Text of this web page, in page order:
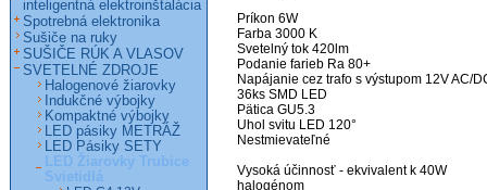
Príkon 6W
Farba 3000 K
Svetelný tok 420lm
Podanie farieb Ra 80+
Napájanie cez trafo s výstupom 12V AC/
36ks SMD LED
Pätica GU5.3
Uhol svitu LED 120°
Nestmievateľné
Vysoká účinnosť - ekvivalent k 40W
halogénom
inteligentná elektroinštalácia
Spotrebná elektronika
Sušiče na ruky
SUŠIČE RÚK A VLASOV
SVETELNÉ ZDROJE
Halogenové žiarovky
Indukčné výbojky
Kompaktné výbojky
LED pásiky METRÁŽ
LED Pásiky SETY
LED Žiarovky Trubice
Svietidlá